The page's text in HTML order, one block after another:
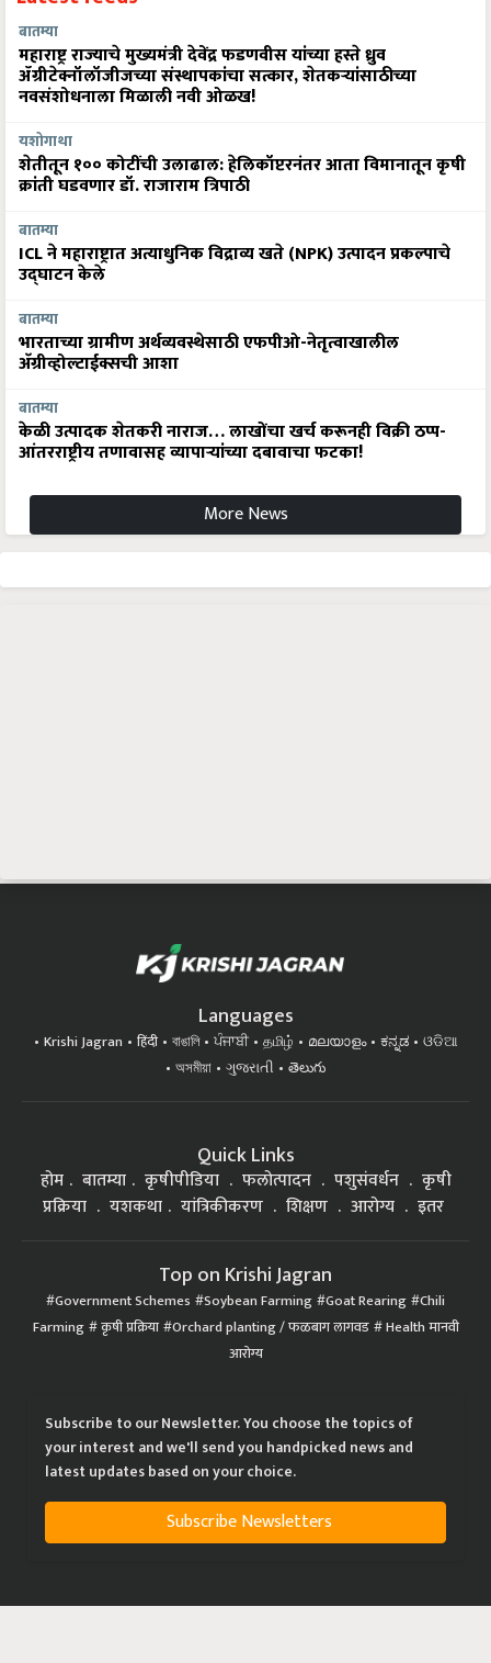
बातम्या
महाराष्ट्र राज्याचे मुख्यमंत्री देवेंद्र फडणवीस यांच्या हस्ते ध्रुव
ॲग्रीटेक्नॉलॉजीजच्या संस्थापकांचा सत्कार, शेतकऱ्यांसाठीच्या
नवसंशोधनाला मिळाली नवी ओळख!
यशोगाथा
शेतीतून १०० कोटींची उलाढाल: हेलिकॉप्टरनंतर आता विमानातून कृषी
क्रांती घडवणार डॉ. राजाराम त्रिपाठी
बातम्या
ICL ने महाराष्ट्रात अत्याधुनिक विद्राव्य खते (NPK) उत्पादन प्रकल्पाचे
उद्घाटन केले
बातम्या
भारताच्या ग्रामीण अर्थव्यवस्थेसाठी एफपीओ-नेतृत्वाखालील
अ‍ॅग्रीव्होल्टाईक्सची आशा
बातम्या
केळी उत्पादक शेतकरी नाराज… लाखोंचा खर्च करूनही विक्री ठप्प-
आंतरराष्ट्रीय तणावासह व्यापाऱ्यांच्या दबावाचा फटका!
More News
Languages
Krishi Jagran हिंदी বাঙালি ਪੰਜਾਬੀ தமிழ் മലയാളം ಕನ್ನಡ
ଓଡିଆ
অসমীয়া
ગુજરાતી తెలుగు
Quick Links
होम बातम्या कृषीपीडिया फलोत्पादन पशुसंवर्धन
कृषी
प्रक्रिया
यशकथा यांत्रिकीकरण शिक्षण आरोग्य इतर
Top on Krishi Jagran
Government Schemes Soybean Farming Goat Rearing Chili
Farming कृषी प्रक्रिया Orchard planting / फळबाग लागवड Health मानवी
आरोग्य
Subscribe to our Newsletter. You choose the topics of
your interest and we'll send you handpicked news and
latest updates based on your choice.
Subscribe Newsletters